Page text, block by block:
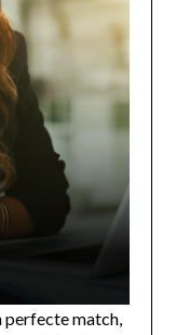
perfecte match,